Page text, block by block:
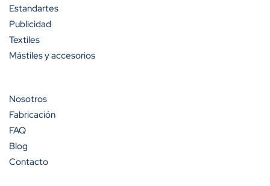
Estandartes
Publicidad
Textiles
Mástiles y accesorios
Nosotros
Fabricación
FAQ
Blog
Contacto